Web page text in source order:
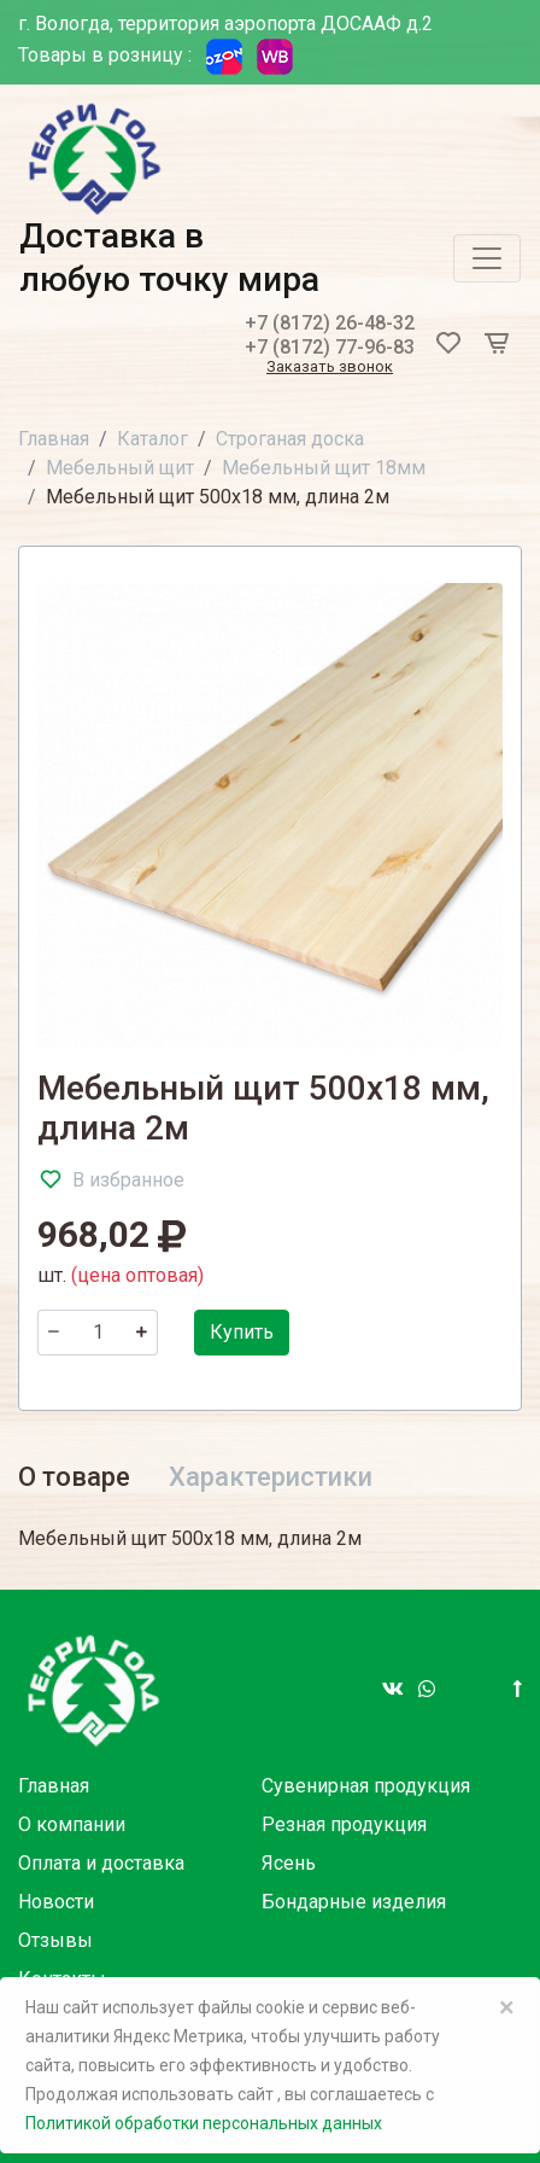
г. Вологда, территория аэропорта ДОСААФ д.2
Товары в розницу :
Доставка в
любую точку мира
+7 (8172) 26-48-32
+7 (8172) 77-96-83
Заказать звонок
Главная Каталог
Строганая доска
Мебельный щит
Мебельный щит 18мм
Мебельный щит 500х18 мм, длина 2м
Мебельный щит 500х18 мм,
длина 2м
В избранное
968,02
шт. (цена оптовая)
Купить
О товаре Характеристики
Мебельный щит 500х18 мм, длина 2м
Главная
О компании
Оплата и доставка
Новости
Отзывы
Контакты
Сувенирная продукция
Резная продукция
Ясень
Бондарные изделия
Товары в розницу на маркетплейсах:
©2026 Терри Голд
×
Наш сайт использует файлы cookie и сервис веб-
аналитики Яндекс Метрика, чтобы улучшить работу
сайта, повысить его эффективность и удобство.
Продолжая использовать сайт, вы соглашаетесь c
Политикой обработки персональных данных